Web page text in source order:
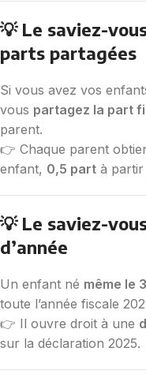
💡 Le saviez-
parts partagées
Si vous avez vos
vous partagez la part
parent.
👉 Chaque parent
enfant, 0,5 part à partir
💡 Le saviez-
d’année
Un enfant né même le
toute l’année fiscale
👉 Il ouvre droit à une
sur la déclaration 2025.